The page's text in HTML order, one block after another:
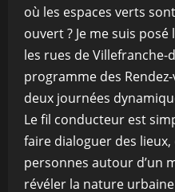
où les espaces verts
ouvert ? Je me suis
les rues de Villefranche-
programme des
deux journées
Le fil conducteur est
faire dialoguer des
personnes autour d’un
révéler la nature